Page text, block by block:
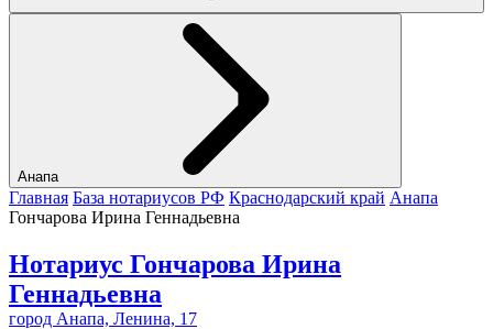
Анапа
Главная База нотариусов РФ Краснодарский край Анапа
Гончарова Ирина Геннадьевна
Нотариус Гончарова Ирина
Геннадьевна
город Анапа, Ленина, 17